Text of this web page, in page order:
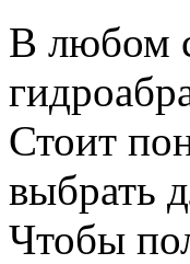
В любом
Стоит
выбрать
Чтобы